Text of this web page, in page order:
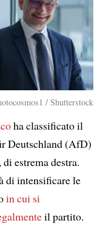
/ Shutterstock
ha classificato il
Deutschland (AfD)
, di estrema destra.
di intensificare le
in cui si
il partito.